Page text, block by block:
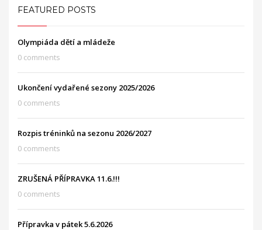
FEATURED POSTS
Olympiáda dětí a mládeže
0 comments
Ukončení vydařené sezony 2025/2026
0 comments
Rozpis tréninků na sezonu 2026/2027
0 comments
ZRUŠENÁ PŘÍPRAVKA 11.6.!!!
0 comments
Přípravka v pátek 5.6.2026